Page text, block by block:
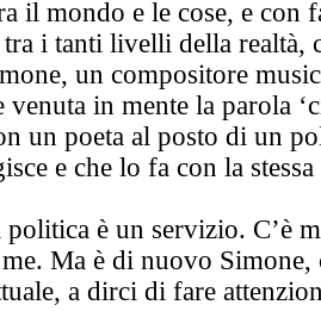
il mondo e le cose, e con
i tanti livelli della realtà,
un compositore
venuta in mente la parola
un poeta al posto di un
e che lo fa con la
è un servizio. C’è
Ma è di nuovo Simone,
a dirci di fare